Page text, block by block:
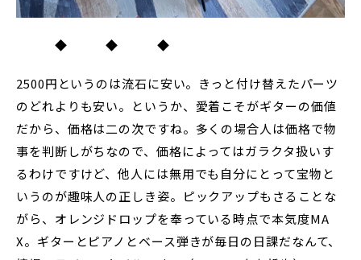
◆ ◆ ◆
2500円というのは流石に安い。きっと付け替えたパーツ
のどれよりも安い。というか、愛着こそがギターの価値
だから、価格は二の次ですね。多くの場合人は価格で物
事を判断しがちなので、価格によってはガラクタ扱いす
るわけですけど、他人には無用でも自分にとって宝物と
いうのが趣味人の正しき姿。ピックアップもさることな
がら、オレンジドロップを奉っている時点で本気度MA
X。ギターとピアノとベース弾きが毎日の日課だなんて、